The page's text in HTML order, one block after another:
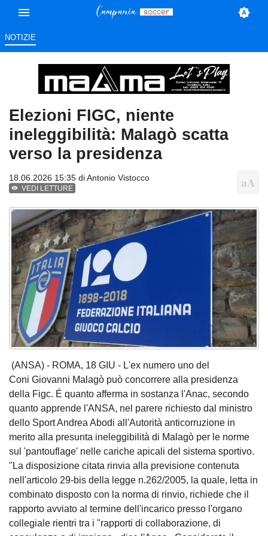
NOTIZIE
Elezioni FIGC, niente
ineleggibilità: Malagò scatta
verso la presidenza
18.06.2026 15:35 diAntonio Vistocco
VEDI LETTURE
(ANSA) - ROMA, 18 GIU - L'ex numero uno del
Coni Giovanni Malagò può concorrere alla presidenza
della Figc. É quanto afferma in sostanza l'Anac, secondo
quanto apprende l'ANSA, nel parere richiesto dal ministro
dello Sport Andrea Abodi all'Autorità anticorruzione in
merito alla presunta ineleggibilità di Malagò per le norme
sul 'pantouflage' nelle cariche apicali del sistema sportivo.
"La disposizione citata rinvia alla previsione contenuta
nell'articolo 29-bis della legge n.262/2005, la quale, letta in
combinato disposto con la norma di rinvio, richiede che il
rapporto avviato al termine dell'incarico presso l'organo
collegiale rientri tra i "rapporti di collaborazione, di